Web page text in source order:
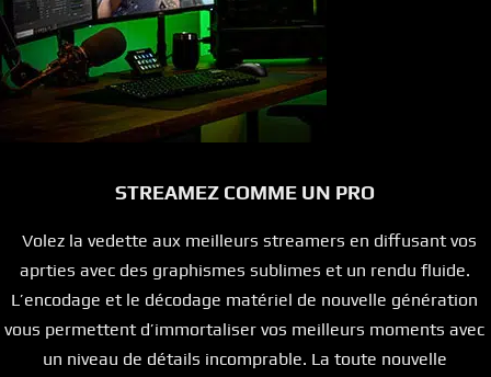
STREAMEZ COMME UN PRO
Volez la vedette aux meilleurs streamers en diffusant vos
aprties avec des graphismes sublimes et un rendu fluide.
L’encodage et le décodage matériel de nouvelle génération
vous permettent d’immortaliser vos meilleurs moments avec
un niveau de détails incomprable. La toute nouvelle